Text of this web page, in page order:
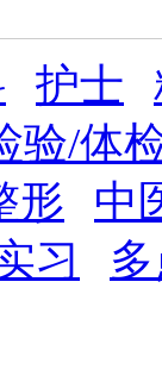
企业
薪病假 股票
薪年假 年终
护士
验/体
形
中
习